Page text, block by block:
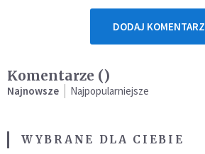
DODAJ KOMENTARZ
Komentarze ()
Najnowsze Najpopularniejsze
WYBRANE DLA CIEBIE